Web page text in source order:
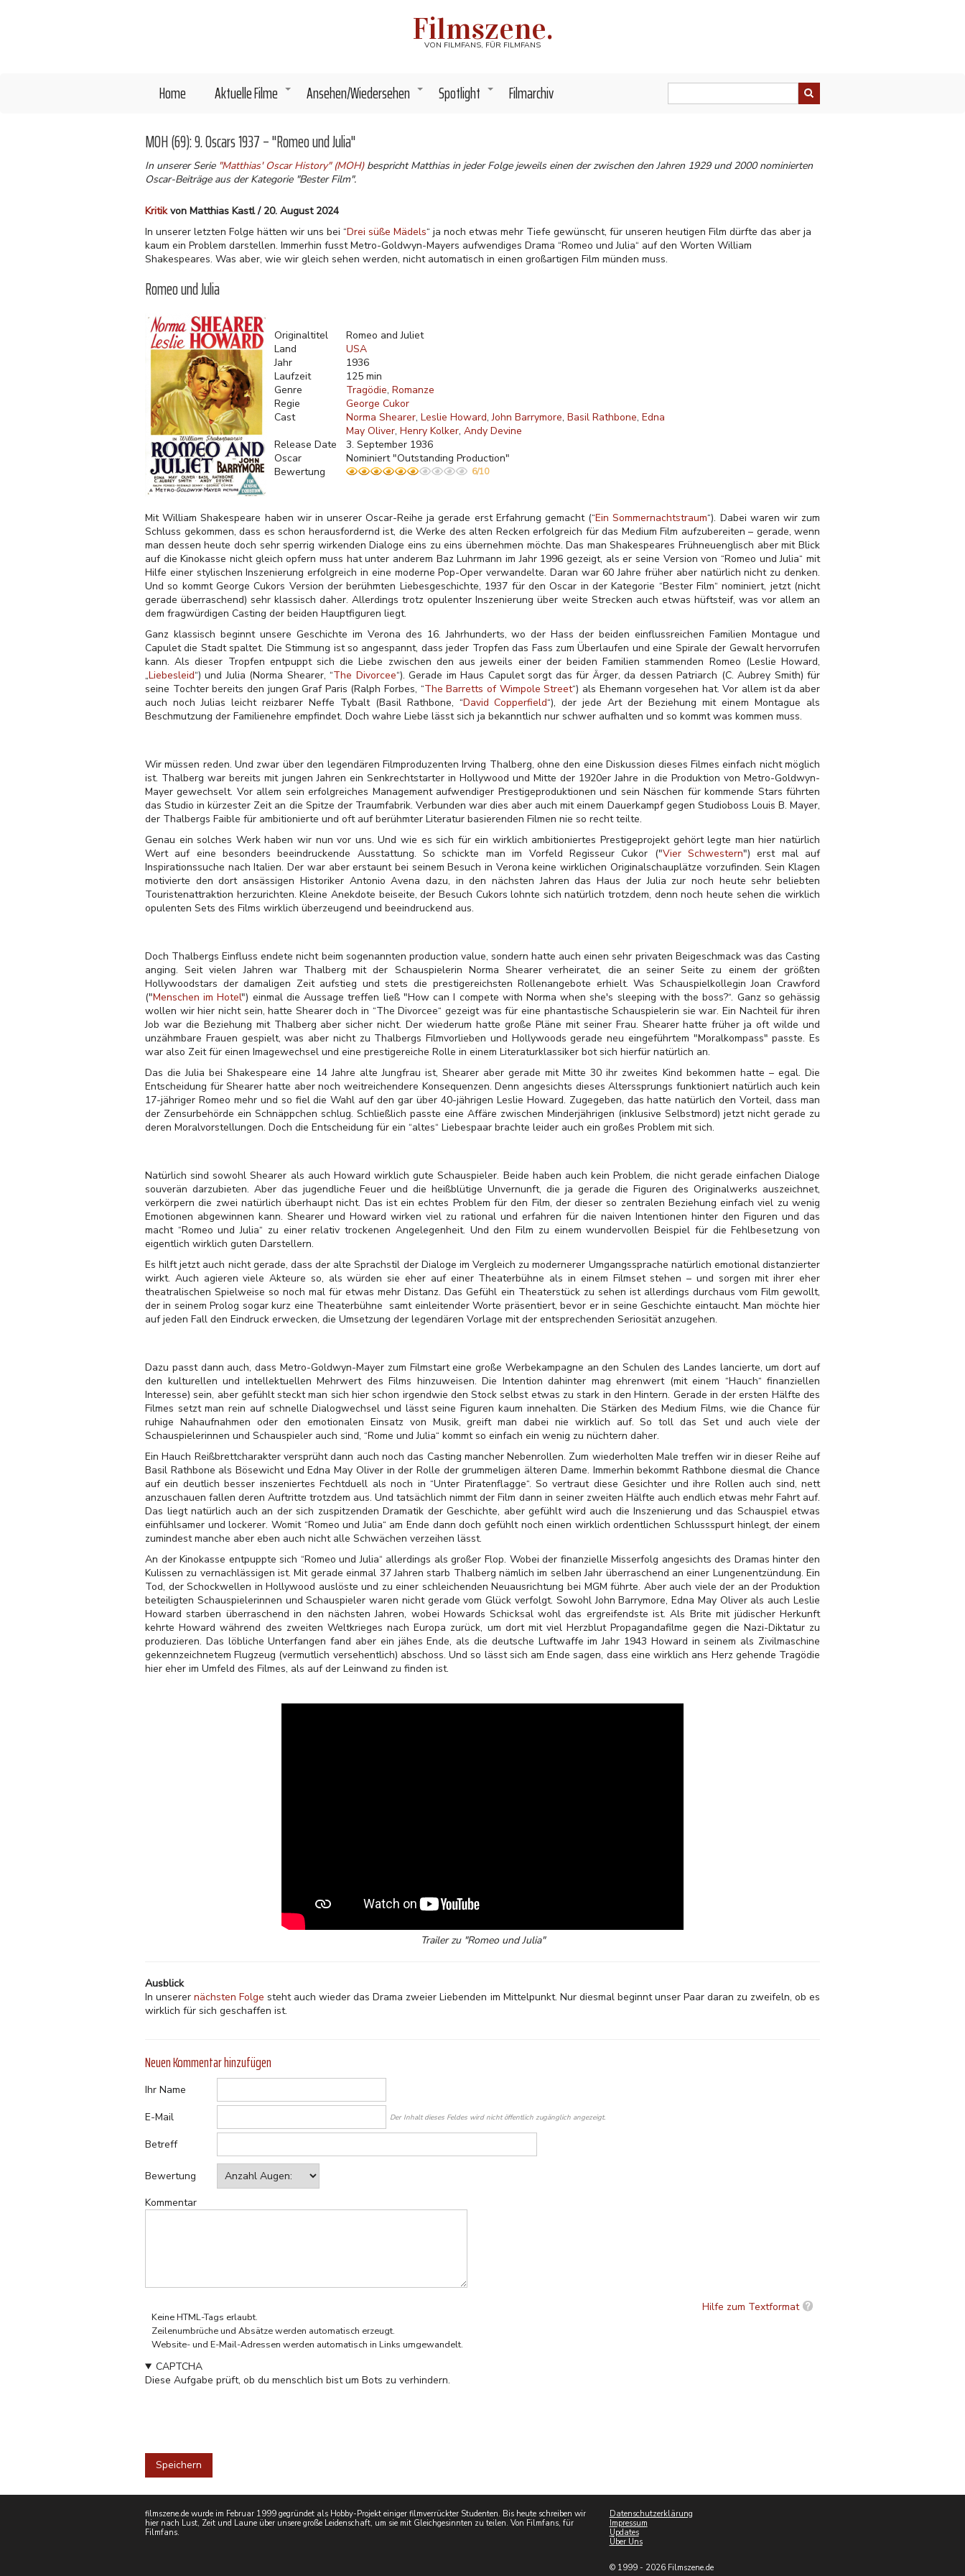
Filmszene.
VON FILMFANS, FÜR FILMFANS
Home +
Aktuelle Filme +
Ansehen/Wiedersehen +
Spotlight Filmarchiv
MOH (69): 9. Oscars 1937 – "Romeo und Julia"
In unserer Serie "Matthias' Oscar History" (MOH)bespricht Matthias in jeder Folge jeweils einen der zwischen den Jahren 1929 und 2000 nominierten
Oscar-Beiträge aus der Kategorie "Bester Film".
Kritikvon Matthias Kastl / 20. August 2024
In unserer letzten Folge hätten wir uns bei “Drei süße Mädels“ ja noch etwas mehr Tiefe gewünscht, für unseren heutigen Film dürfte das aber ja
kaum ein Problem darstellen. Immerhin fusst Metro-Goldwyn-Mayers aufwendiges Drama “Romeo und Julia“ auf den Worten William
Shakespeares. Was aber, wie wir gleich sehen werden, nicht automatisch in einen großartigen Film münden muss.
Romeo und Julia
Originaltitel
Romeo and Juliet
Land
USA
Jahr
1936
Laufzeit
125 min
Genre
Tragödie Romanze
Regie
George Cukor
Cast
Norma Shearer Leslie Howard John Barrymore Basil Rathbone Edna
May Oliver Henry Kolker Andy Devine
Release Date
3. September 1936
Oscar
Nominiert "Outstanding Production"
Bewertung
6/10
Mit William Shakespeare haben wir in unserer Oscar-Reihe ja gerade erst Erfahrung gemacht (“Ein Sommernachtstraum“). Dabei waren wir zum
Schluss gekommen, dass es schon herausfordernd ist, die Werke des alten Recken erfolgreich für das Medium Film aufzubereiten – gerade, wenn
man dessen heute doch sehr sperrig wirkenden Dialoge eins zu eins übernehmen möchte. Das man Shakespeares Frühneuenglisch aber mit Blick
auf die Kinokasse nicht gleich opfern muss hat unter anderem Baz Luhrmann im Jahr 1996 gezeigt, als er seine Version von “Romeo und Julia“ mit
Hilfe einer stylischen Inszenierung erfolgreich in eine moderne Pop-Oper verwandelte. Daran war 60 Jahre früher aber natürlich nicht zu denken.
Und so kommt George Cukors Version der berühmten Liebesgeschichte, 1937 für den Oscar in der Kategorie “Bester Film“ nominiert, jetzt (nicht
gerade überraschend) sehr klassisch daher. Allerdings trotz opulenter Inszenierung über weite Strecken auch etwas hüftsteif, was vor allem an
dem fragwürdigen Casting der beiden Hauptfiguren liegt.
Ganz klassisch beginnt unsere Geschichte im Verona des 16. Jahrhunderts, wo der Hass der beiden einflussreichen Familien Montague und
Capulet die Stadt spaltet. Die Stimmung ist so angespannt, dass jeder Tropfen das Fass zum Überlaufen und eine Spirale der Gewalt hervorrufen
kann. Als dieser Tropfen entpuppt sich die Liebe zwischen den aus jeweils einer der beiden Familien stammenden Romeo (Leslie Howard,
„Liebesleid“) und Julia (Norma Shearer, “The Divorcee“). Gerade im Haus Capulet sorgt das für Ärger, da dessen Patriarch (C. Aubrey Smith) für
seine Tochter bereits den jungen Graf Paris (Ralph Forbes, “The Barretts of Wimpole Street“) als Ehemann vorgesehen hat. Vor allem ist da aber
auch noch Julias leicht reizbarer Neffe Tybalt (Basil Rathbone, “David Copperfield“), der jede Art der Beziehung mit einem Montague als
Beschmutzung der Familienehre empfindet. Doch wahre Liebe lässt sich ja bekanntlich nur schwer aufhalten und so kommt was kommen muss.
Wir müssen reden. Und zwar über den legendären Filmproduzenten Irving Thalberg, ohne den eine Diskussion dieses Filmes einfach nicht möglich
ist. Thalberg war bereits mit jungen Jahren ein Senkrechtstarter in Hollywood und Mitte der 1920er Jahre in die Produktion von Metro-Goldwyn-
Mayer gewechselt. Vor allem sein erfolgreiches Management aufwendiger Prestigeproduktionen und sein Näschen für kommende Stars führten
das Studio in kürzester Zeit an die Spitze der Traumfabrik. Verbunden war dies aber auch mit einem Dauerkampf gegen Studioboss Louis B. Mayer,
der Thalbergs Faible für ambitionierte und oft auf berühmter Literatur basierenden Filmen nie so recht teilte.
Genau ein solches Werk haben wir nun vor uns. Und wie es sich für ein wirklich ambitioniertes Prestigeprojekt gehört legte man hier natürlich
Wert auf eine besonders beeindruckende Ausstattung. So schickte man im Vorfeld Regisseur Cukor ("Vier Schwestern") erst mal auf
Inspirationssuche nach Italien. Der war aber erstaunt bei seinem Besuch in Verona keine wirklichen Originalschauplätze vorzufinden. Sein Klagen
motivierte den dort ansässigen Historiker Antonio Avena dazu, in den nächsten Jahren das Haus der Julia zur noch heute sehr beliebten
Touristenattraktion herzurichten. Kleine Anekdote beiseite, der Besuch Cukors lohnte sich natürlich trotzdem, denn noch heute sehen die wirklich
opulenten Sets des Films wirklich überzeugend und beeindruckend aus.
Doch Thalbergs Einfluss endete nicht beim sogenannten production value, sondern hatte auch einen sehr privaten Beigeschmack was das Casting
anging. Seit vielen Jahren war Thalberg mit der Schauspielerin Norma Shearer verheiratet, die an seiner Seite zu einem der größten
Hollywoodstars der damaligen Zeit aufstieg und stets die prestigereichsten Rollenangebote erhielt. Was Schauspielkollegin Joan Crawford
("Menschen im Hotel") einmal die Aussage treffen ließ "How can I compete with Norma when she's sleeping with the boss?“. Ganz so gehässig
wollen wir hier nicht sein, hatte Shearer doch in “The Divorcee“ gezeigt was für eine phantastische Schauspielerin sie war. Ein Nachteil für ihren
Job war die Beziehung mit Thalberg aber sicher nicht. Der wiederum hatte große Pläne mit seiner Frau. Shearer hatte früher ja oft wilde und
unzähmbare Frauen gespielt, was aber nicht zu Thalbergs Filmvorlieben und Hollywoods gerade neu eingeführtem "Moralkompass" passte. Es
war also Zeit für einen Imagewechsel und eine prestigereiche Rolle in einem Literaturklassiker bot sich hierfür natürlich an.
Das die Julia bei Shakespeare eine 14 Jahre alte Jungfrau ist, Shearer aber gerade mit Mitte 30 ihr zweites Kind bekommen hatte – egal. Die
Entscheidung für Shearer hatte aber noch weitreichendere Konsequenzen. Denn angesichts dieses Alterssprungs funktioniert natürlich auch kein
17-jähriger Romeo mehr und so fiel die Wahl auf den gar über 40-jährigen Leslie Howard. Zugegeben, das hatte natürlich den Vorteil, dass man
der Zensurbehörde ein Schnäppchen schlug. Schließlich passte eine Affäre zwischen Minderjährigen (inklusive Selbstmord) jetzt nicht gerade zu
deren Moralvorstellungen. Doch die Entscheidung für ein “altes“ Liebespaar brachte leider auch ein großes Problem mit sich.
Natürlich sind sowohl Shearer als auch Howard wirklich gute Schauspieler. Beide haben auch kein Problem, die nicht gerade einfachen Dialoge
souverän darzubieten. Aber das jugendliche Feuer und die heißblütige Unvernunft, die ja gerade die Figuren des Originalwerks auszeichnet,
verkörpern die zwei natürlich überhaupt nicht. Das ist ein echtes Problem für den Film, der dieser so zentralen Beziehung einfach viel zu wenig
Emotionen abgewinnen kann. Shearer und Howard wirken viel zu rational und erfahren für die naiven Intentionen hinter den Figuren und das
macht “Romeo und Julia“ zu einer relativ trockenen Angelegenheit. Und den Film zu einem wundervollen Beispiel für die Fehlbesetzung von
eigentlich wirklich guten Darstellern.
Es hilft jetzt auch nicht gerade, dass der alte Sprachstil der Dialoge im Vergleich zu modernerer Umgangssprache natürlich emotional distanzierter
wirkt. Auch agieren viele Akteure so, als würden sie eher auf einer Theaterbühne als in einem Filmset stehen – und sorgen mit ihrer eher
theatralischen Spielweise so noch mal für etwas mehr Distanz. Das Gefühl ein Theaterstück zu sehen ist allerdings durchaus vom Film gewollt,
der in seinem Prolog sogar kurz eine Theaterbühne samt einleitender Worte präsentiert, bevor er in seine Geschichte eintaucht. Man möchte hier
auf jeden Fall den Eindruck erwecken, die Umsetzung der legendären Vorlage mit der entsprechenden Seriosität anzugehen.
Dazu passt dann auch, dass Metro-Goldwyn-Mayer zum Filmstart eine große Werbekampagne an den Schulen des Landes lancierte, um dort auf
den kulturellen und intellektuellen Mehrwert des Films hinzuweisen. Die Intention dahinter mag ehrenwert (mit einem “Hauch“ finanziellen
Interesse) sein, aber gefühlt steckt man sich hier schon irgendwie den Stock selbst etwas zu stark in den Hintern. Gerade in der ersten Hälfte des
Filmes setzt man rein auf schnelle Dialogwechsel und lässt seine Figuren kaum innehalten. Die Stärken des Medium Films, wie die Chance für
ruhige Nahaufnahmen oder den emotionalen Einsatz von Musik, greift man dabei nie wirklich auf. So toll das Set und auch viele der
Schauspielerinnen und Schauspieler auch sind, “Rome und Julia“ kommt so einfach ein wenig zu nüchtern daher.
Ein Hauch Reißbrettcharakter versprüht dann auch noch das Casting mancher Nebenrollen. Zum wiederholten Male treffen wir in dieser Reihe auf
Basil Rathbone als Bösewicht und Edna May Oliver in der Rolle der grummeligen älteren Dame. Immerhin bekommt Rathbone diesmal die Chance
auf ein deutlich besser inszeniertes Fechtduell als noch in “Unter Piratenflagge“. So vertraut diese Gesichter und ihre Rollen auch sind, nett
anzuschauen fallen deren Auftritte trotzdem aus. Und tatsächlich nimmt der Film dann in seiner zweiten Hälfte auch endlich etwas mehr Fahrt auf.
Das liegt natürlich auch an der sich zuspitzenden Dramatik der Geschichte, aber gefühlt wird auch die Inszenierung und das Schauspiel etwas
einfühlsamer und lockerer. Womit “Romeo und Julia“ am Ende dann doch gefühlt noch einen wirklich ordentlichen Schlussspurt hinlegt, der einem
zumindest manche aber eben auch nicht alle Schwächen verzeihen lässt.
An der Kinokasse entpuppte sich “Romeo und Julia“ allerdings als großer Flop. Wobei der finanzielle Misserfolg angesichts des Dramas hinter den
Kulissen zu vernachlässigen ist. Mit gerade einmal 37 Jahren starb Thalberg nämlich im selben Jahr überraschend an einer Lungenentzündung. Ein
Tod, der Schockwellen in Hollywood auslöste und zu einer schleichenden Neuausrichtung bei MGM führte. Aber auch viele der an der Produktion
beteiligten Schauspielerinnen und Schauspieler waren nicht gerade vom Glück verfolgt. Sowohl John Barrymore, Edna May Oliver als auch Leslie
Howard starben überraschend in den nächsten Jahren, wobei Howards Schicksal wohl das ergreifendste ist. Als Brite mit jüdischer Herkunft
kehrte Howard während des zweiten Weltkrieges nach Europa zurück, um dort mit viel Herzblut Propagandafilme gegen die Nazi-Diktatur zu
produzieren. Das löbliche Unterfangen fand aber ein jähes Ende, als die deutsche Luftwaffe im Jahr 1943 Howard in seinem als Zivilmaschine
gekennzeichnetem Flugzeug (vermutlich versehentlich) abschoss. Und so lässt sich am Ende sagen, dass eine wirklich ans Herz gehende Tragödie
hier eher im Umfeld des Filmes, als auf der Leinwand zu finden ist.
Trailer zu "Romeo und Julia"
Ausblick
In unserernächsten Folge steht auch wieder das Drama zweier Liebenden im Mittelpunkt. Nur diesmal beginnt unser Paar daran zu zweifeln, ob es
wirklich für sich geschaffen ist.
Neuen Kommentar hinzufügen
Ihr Name
E-Mail
Der Inhalt dieses Feldes wird nicht öffentlich zugänglich angezeigt.
Betreff
Bewertung
Kommentar
Hilfe zum Textformat
Keine HTML-Tags erlaubt.
Zeilenumbrüche und Absätze werden automatisch erzeugt.
Website- und E-Mail-Adressen werden automatisch in Links umgewandelt.
CAPTCHA
Diese Aufgabe prüft, ob du menschlich bist um Bots zu verhindern.
filmszene.de wurde im Februar 1999 gegründet als Hobby-Projekt einiger filmverrückter Studenten. Bis heute schreiben wir
hier nach Lust, Zeit und Laune über unsere große Leidenschaft, um sie mit Gleichgesinnten zu teilen. Von Filmfans, für
Filmfans.
Datenschutzerklärung
Impressum
Updates
Über Uns
© 1999 - 2026 Filmszene.de